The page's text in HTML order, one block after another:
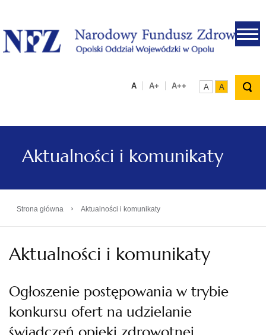
.
A A+ A++ A A
Aktualności i komunikaty
Strona główna › Aktualności i komunikaty
Aktualności i komunikaty
Ogłoszenie postępowania w trybie
konkursu ofert na udzielanie